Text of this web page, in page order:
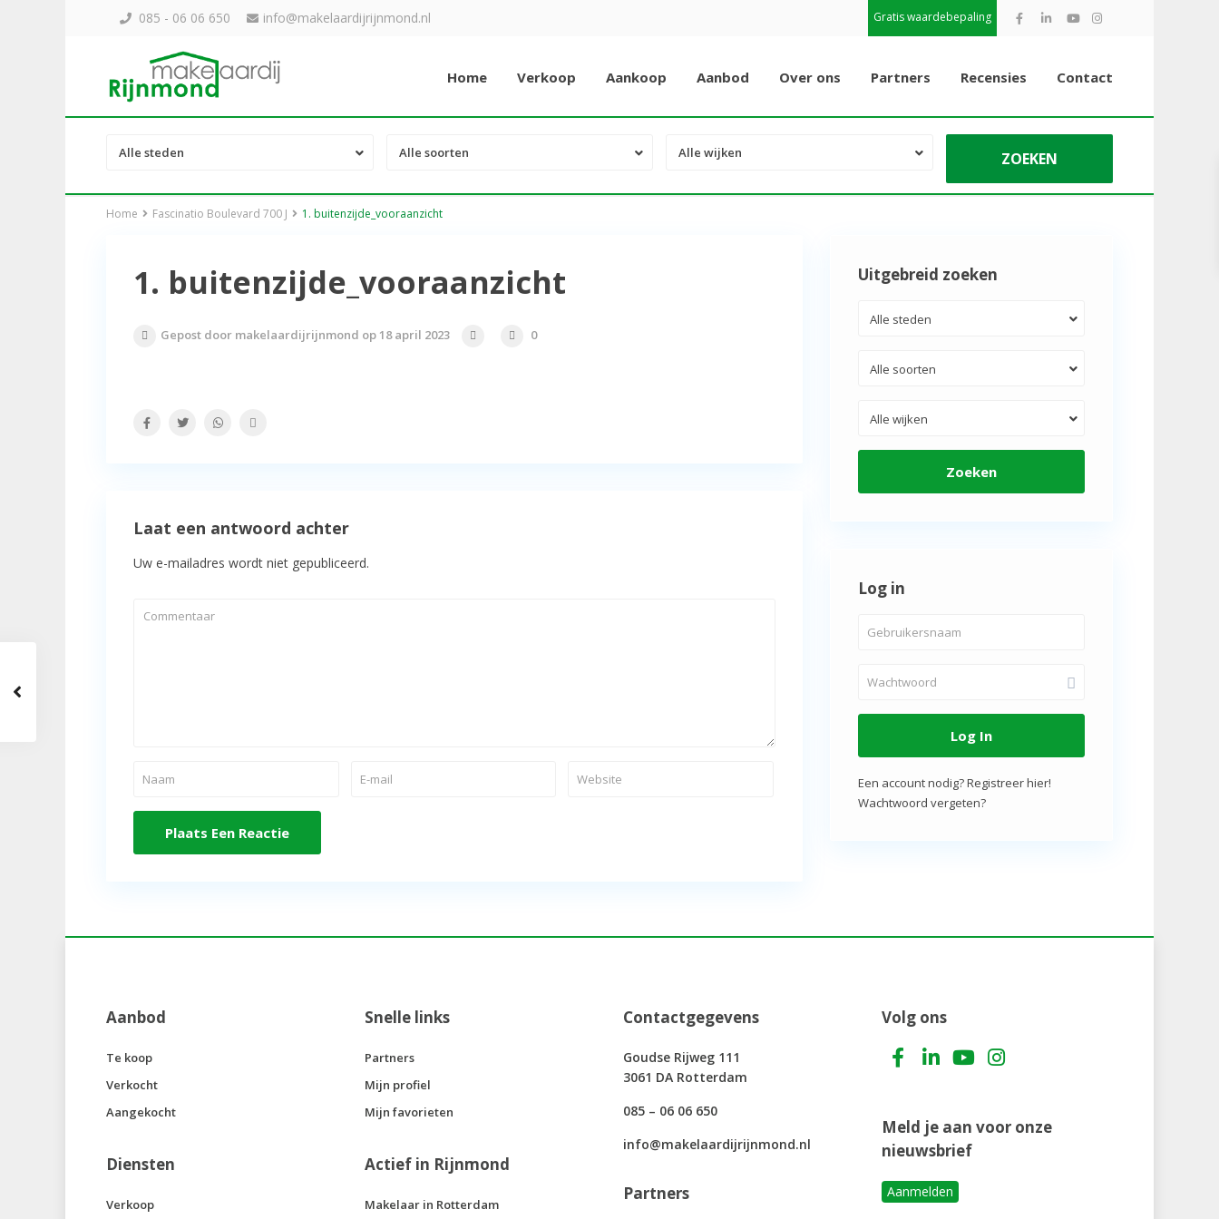
085 - 06 06 650 info@makelaardijrijnmond.nl Gratis waardebepaling
Home Verkoop Aankoop Aanbod Over ons Partners Recensies Contact
Alle steden Alle soorten Alle wijken
Home Fascinatio Boulevard 700 J 1. buitenzijde_vooraanzicht
1. buitenzijde_vooraanzicht
Gepost door makelaardijrijnmond op 18 april 2023 0
Laat een antwoord achter
Uw e-mailadres wordt niet gepubliceerd.
Uitgebreid zoeken
Alle steden
Alle soorten
Alle wijken
Zoeken
Log in
Log In
Een account nodig? Registreer hier!
Wachtwoord vergeten?
Aanbod
Te koop
Verkocht
Aangekocht
Diensten
Verkoop
Snelle links
Partners
Mijn profiel
Mijn favorieten
Actief in Rijnmond
Makelaar in Rotterdam
Contactgegevens
Goudse Rijweg 111
3061 DA Rotterdam
085 – 06 06 650
info@makelaardijrijnmond.nl
Partners
Volg ons
Meld je aan voor onze
nieuwsbrief
Aanmelden